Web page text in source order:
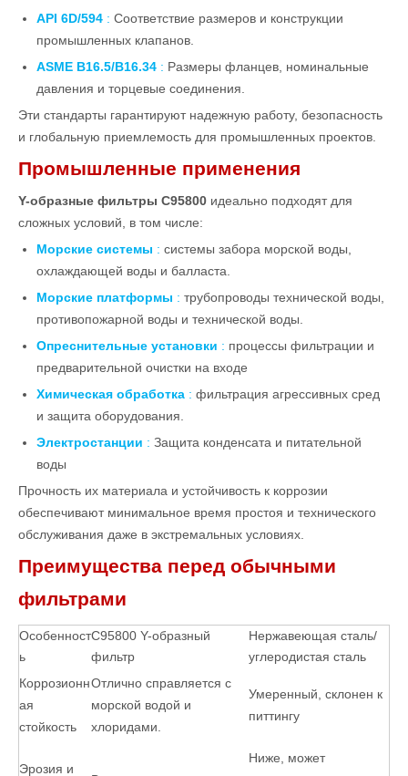
API 6D/594 : Соответствие размеров и конструкции
промышленных клапанов.
ASME B16.5/B16.34 : Размеры фланцев, номинальные
давления и торцевые соединения.
Эти стандарты гарантируют надежную работу, безопасность
и глобальную приемлемость для промышленных проектов.
Промышленные применения
Y-образные фильтры C95800 идеально подходят для
сложных условий, в том числе:
Морские системы : системы забора морской воды,
охлаждающей воды и балласта.
Морские платформы : трубопроводы технической воды,
противопожарной воды и технической воды.
Опреснительные установки : процессы фильтрации и
предварительной очистки на входе
Химическая обработка : фильтрация агрессивных сред
и защита оборудования.
Электростанции : Защита конденсата и питательной
воды
Прочность их материала и устойчивость к коррозии
обеспечивают минимальное время простоя и технического
обслуживания даже в экстремальных условиях.
Преимущества перед обычными
фильтрами
Особенност
ь
C95800 Y-образный
фильтр
Нержавеющая сталь/
углеродистая сталь
Коррозионн
ая
стойкость
Отлично справляется с
морской водой и
хлоридами.
Умеренный, склонен к
питтингу
Эрозия и
Ниже, может